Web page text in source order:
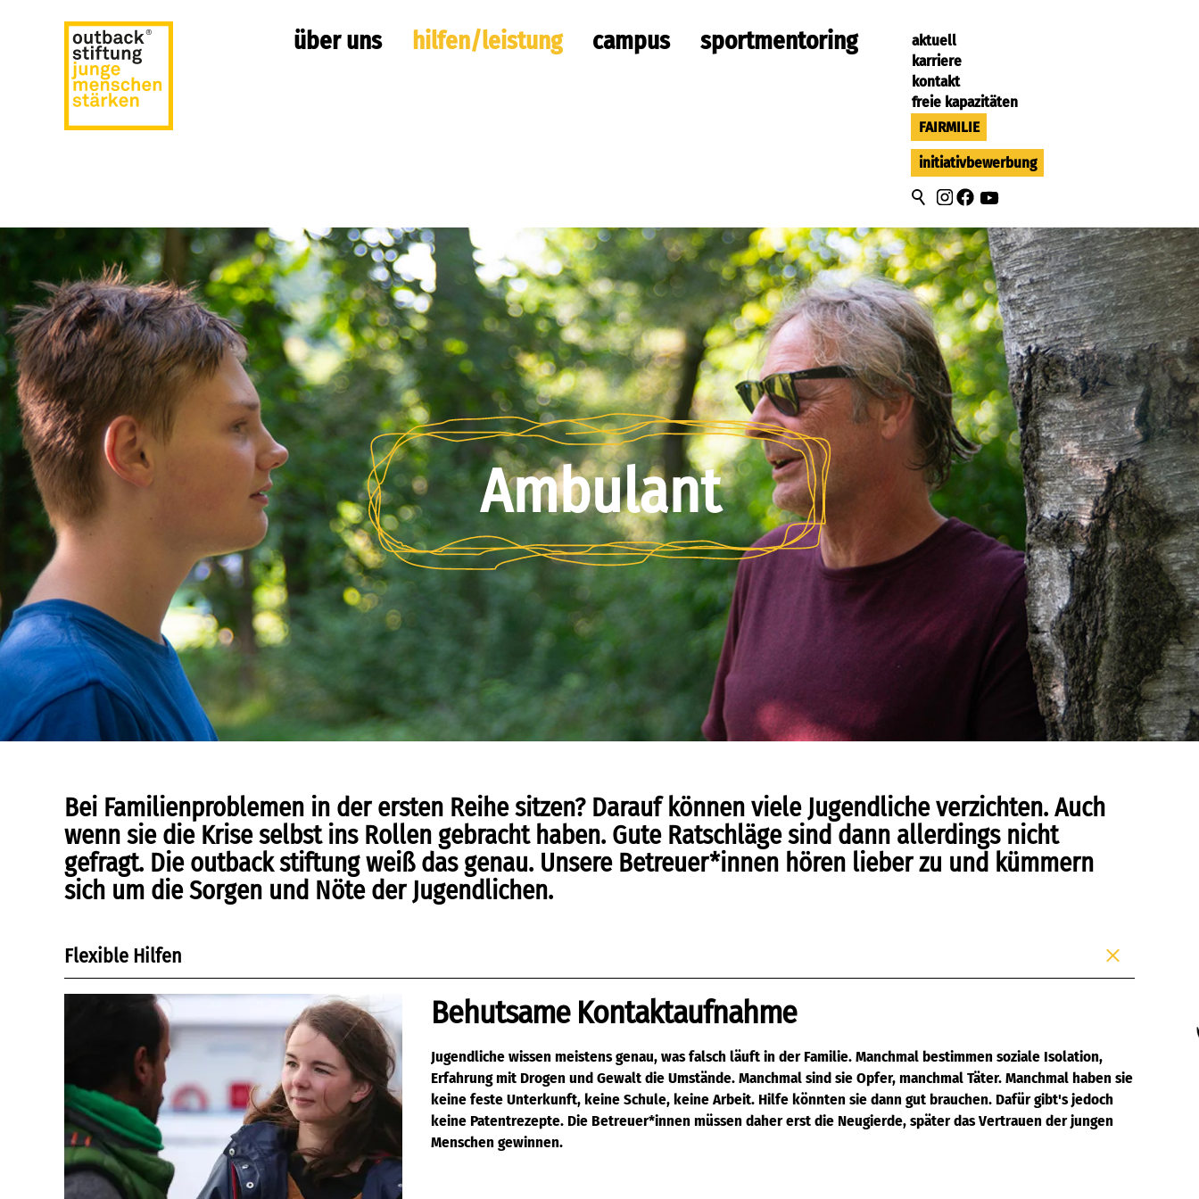
über uns hilfen/leistung campus sportmentoring
aktuell
karriere
kontakt
freie kapazitäten
FAIRMILIE
initiativbewerbung
Ambulant
Bei Familienproblemen in der ersten Reihe sitzen? Darauf können viele Jugendliche verzichten. Auch
wenn sie die Krise selbst ins Rollen gebracht haben. Gute Ratschläge sind dann allerdings nicht
gefragt. Die outback stiftung weiß das genau. Unsere Betreuer*innen hören lieber zu und kümmern
sich um die Sorgen und Nöte der Jugendlichen.
Flexible Hilfen
Behutsame Kontaktaufnahme
Jugendliche wissen meistens genau, was falsch läuft in der Familie. Manchmal bestimmen soziale Isolation,
Erfahrung mit Drogen und Gewalt die Umstände. Manchmal sind sie Opfer, manchmal Täter. Manchmal haben sie
keine feste Unterkunft, keine Schule, keine Arbeit. Hilfe könnten sie dann gut brauchen. Dafür gibt's jedoch
keine Patentrezepte. Die Betreuer*innen müssen dahererst die Neugierde, später das Vertrauen der jungen
Menschen gewinnen.